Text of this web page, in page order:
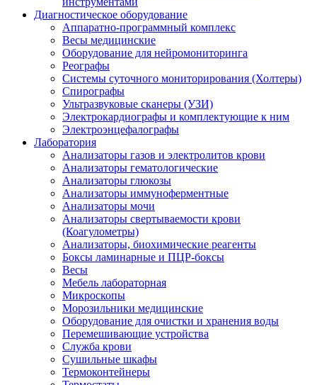
Диагностическое оборудование
Аппаратно-программный комплекс
Весы медицинские
Оборудование для нейромониторинга
Реографы
Системы суточного мониторирования (Холтеры)
Спирографы
Ультразвуковые сканеры (УЗИ)
Электрокардиографы и комплектующие к ним
Электроэнцефалографы
Лаборатория
Анализаторы газов и электролитов крови
Анализаторы гематологические
Анализаторы глюкозы
Анализаторы иммуноферментные
Анализаторы мочи
Анализаторы свертываемости крови
(Коагулометры)
Анализаторы, биохимические реагенты
Боксы ламинарные и ПЦР-боксы
Весы
Мебель лабораторная
Микроскопы
Морозильники медицинские
Оборудование для очистки и хранения воды
Перемешивающие устройства
Служба крови
Сушильные шкафы
Термоконтейнеры